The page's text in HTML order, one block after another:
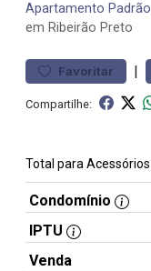
Apartamento Padrão
em Ribeirão Preto
Favoritar |
Compartilhe:
Total para Acessórios
Condomínio
IPTU
Venda